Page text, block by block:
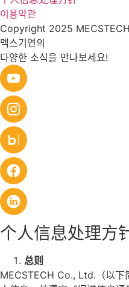
이용약관
Copyright 2025
멕스기연의
다양한 소식을 만나보세요!
个人信息处理方
总则
MECSTECH Co., Ltd.（以下